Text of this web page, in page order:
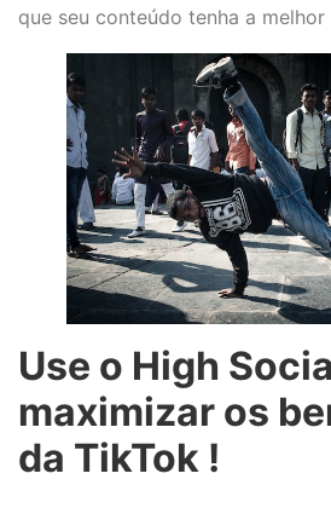
que seu conteúdo tenha a
Use o High
maximizar os
da TikTok !